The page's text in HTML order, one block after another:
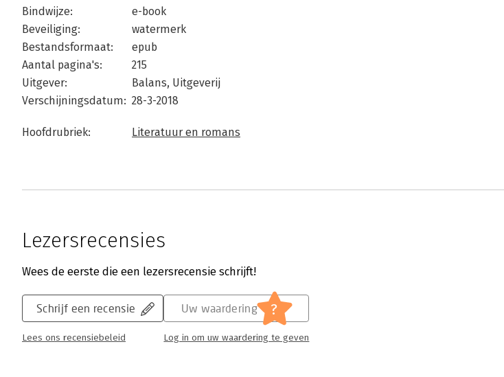
Bindwijze:
e-book
Beveiliging:
watermerk
Bestandsformaat:
epub
Aantal pagina's:
215
Uitgever:
Balans, Uitgeverij
Verschijningsdatum: 28-3-2018
Hoofdrubriek: Literatuur en romans
Lezersrecensies
Wees de eerste die een lezersrecensie schrijft!
Schrijf een recensie
Lees ons recensiebeleid
Uw waardering ?
Log in om uw waardering te geven